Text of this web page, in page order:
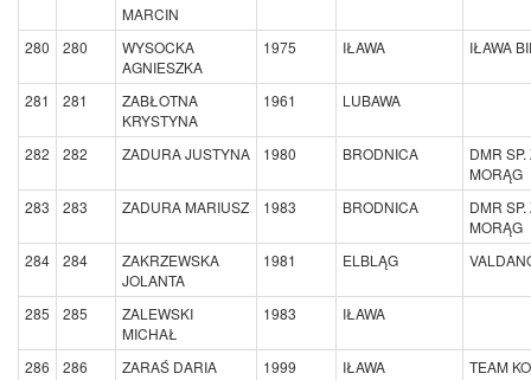
MARCIN
280 280
WYSOCKA
AGNIESZKA
1975 IŁAWA IŁAWA
281 281
ZABŁOTNA
KRYSTYNA
1961 LUBAWA
282 282 ZADURA JUSTYNA 1980 BRODNICA
DMR SP.
MORĄG
283
283 ZADURA MARIUSZ 1983 BRODNICA
DMR SP.
MORĄG
284
284
ZAKRZEWSKA
JOLANTA
1981 ELBLĄG
285 285
ZALEWSKI
MICHAŁ
1983 IŁAWA
286 286 ZARAŚ DARIA 1999 IŁAWA
TEAM